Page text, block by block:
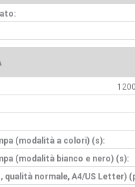
(modalità a colori) (s):
(modalità bianco e nero) (s):
normale, A4/US Letter)